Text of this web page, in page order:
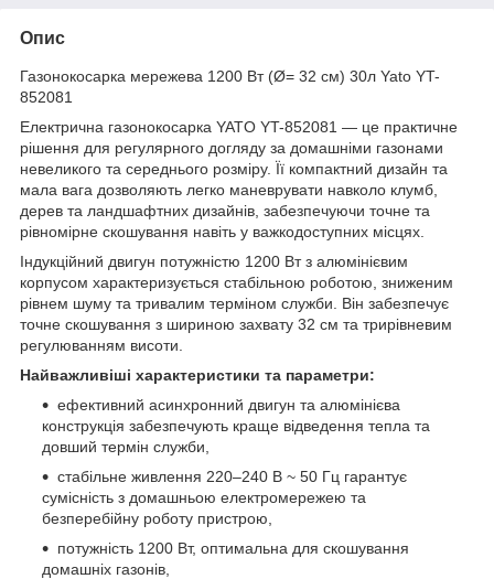
Опис
Газонокосарка мережева 1200 Вт (Ø= 32 см) 30л Yato YT-
852081
Електрична газонокосарка YATO YT-852081 — це практичне
рішення для регулярного догляду за домашніми газонами
невеликого та середнього розміру. Її компактний дизайн та
мала вага дозволяють легко маневрувати навколо клумб,
дерев та ландшафтних дизайнів, забезпечуючи точне та
рівномірне скошування навіть у важкодоступних місцях.
Індукційний двигун потужністю 1200 Вт з алюмінієвим
корпусом характеризується стабільною роботою, зниженим
рівнем шуму та тривалим терміном служби. Він забезпечує
точне скошування з шириною захвату 32 см та трирівневим
регулюванням висоти.
Найважливіші характеристики та параметри:
ефективний асинхронний двигун та алюмінієва
конструкція забезпечують краще відведення тепла та
довший термін служби,
стабільне живлення 220–240 В ~ 50 Гц гарантує
сумісність з домашньою електромережею та
безперебійну роботу пристрою,
потужність 1200 Вт, оптимальна для скошування
домашніх газонів,